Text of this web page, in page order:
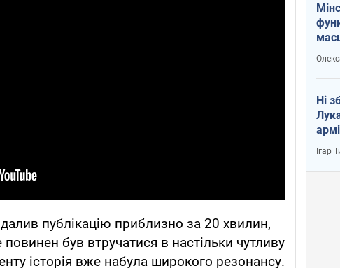
публікацію приблизно за 20 хвилин,
був втручатися в настільки чутливу
історія вже набула широкого резонансу.
Ні
Ігар